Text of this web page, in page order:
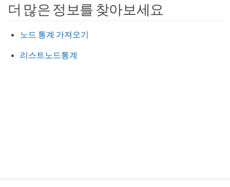
더 많은 정보를 찾아보세요
노드 통계 가져오기
리스트노드통계